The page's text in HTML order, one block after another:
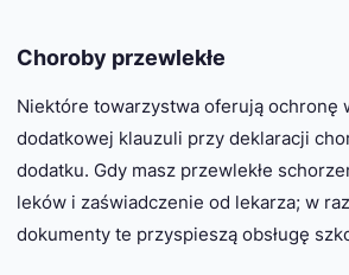
Choroby przewlekłe
Niektóre towarzystwa oferują ochronę
dodatkowej klauzuli przy deklaracji
dodatku. Gdy masz przewlekłe
leków i zaświadczenie od lekarza; w
dokumenty te przyspieszą obsługę